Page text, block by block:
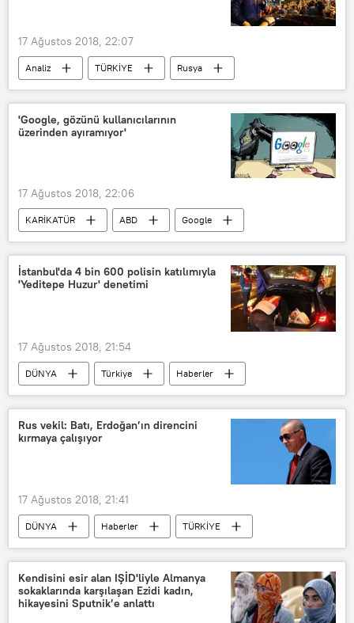
17 Ağustos 2018, 22:07
Analiz TÜRKİYE
Rusya
ABD
Elektronik
'Google, gözünü kullanıcılarının
üzerinden ayıramıyor'
17 Ağustos 2018, 22:06
KARİKATÜR ABD
Google
Gizlilik
İstanbul'da 4 bin 600 polisin katılımıyla
'Yeditepe Huzur' denetimi
17 Ağustos 2018, 21:54
DÜNYA Türkiye
Haberler
TÜRKİYE
İstanbul
Yeditepe Huzur operasyonu
Rus vekil: Batı, Erdoğan’ın direncini
kırmaya çalışıyor
17 Ağustos 2018, 21:41
DÜNYA Haberler
TÜRKİYE
ABD
Rusya
Vyaçeslav Nikonov
Kendisini esir alan IŞİD'liyle Almanya
sokaklarında karşılaşan Ezidi kadın,
hikayesini Sputnik’e anlattı